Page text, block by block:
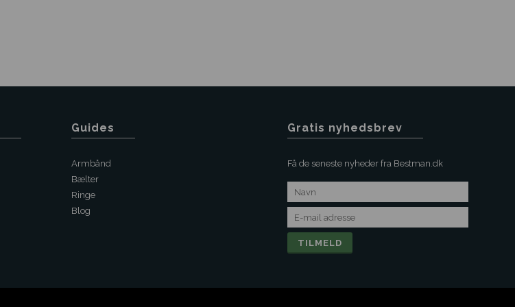
Guides
Armbånd
Bælter
Ringe
Blog
Gratis nyhedsbrev
Få de seneste nyheder fra Bestman.dk